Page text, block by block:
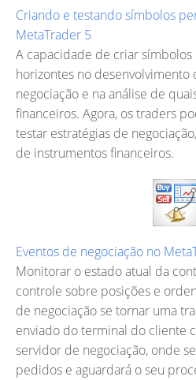
Criando e testando símbolos
MetaTrader 5
A capacidade de criar
horizontes no desenvolvimento
negociação e na análise de
financeiros. Agora, os traders
testar estratégias de
de instrumentos financeiros.
Eventos de negociação no
Monitorar o estado atual da
controle sobre posições e
de negociação se tornar uma
enviado do terminal do cliente
servidor de negociação, onde
pedidos e aguardará o seu